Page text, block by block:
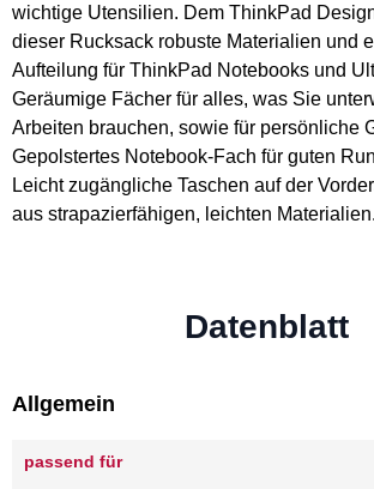
wichtige Utensilien. Dem ThinkPad
dieser Rucksack robuste Materialien und
Aufteilung für ThinkPad Notebooks und
Geräumige Fächer für alles, was Sie
Arbeiten brauchen, sowie für persönliche
Gepolstertes Notebook-Fach für guten
Leicht zugängliche Taschen auf der
aus strapazierfähigen, leichten Materialien.
Datenblatt
Allgemein
passend für